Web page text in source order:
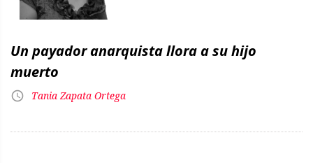
Un payador anarquista llora a su hijo
muerto
Tania Zapata Ortega